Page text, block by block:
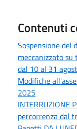
Contenuti
Sospensione del
meccanizzato
dal 10 al 31
Modifiche
2025
INTERRUZIONE
percorrenza dal